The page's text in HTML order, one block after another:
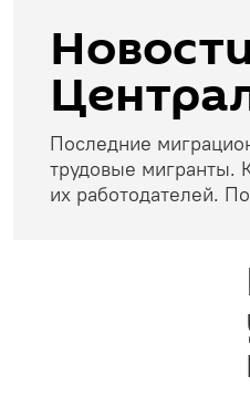
Последние
трудовые мигранты.
их работодателей.